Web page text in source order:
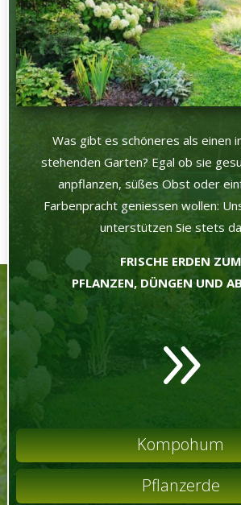
Was gibt es schöneres als einen
stehenden Garten? Egal ob sie
anpflanzen, süßes Obst oder
Farbenpracht geniessen wollen:
unterstützen Sie stets
FRISCHE ERDEN ZUM
PFLANZEN, DÜNGEN UND
9
Kompohum
Pflanzerde